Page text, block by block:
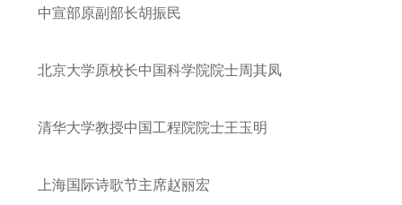
中宣部原副部长胡振民
北京大学原校长中国科学院院士周其凤
清华大学教授中国工程院院士王玉明
上海国际诗歌节主席赵丽宏